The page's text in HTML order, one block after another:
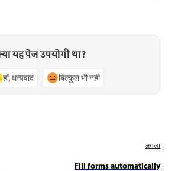
यह पेज उपयोगी था?
हाँ, धन्यवाद बिल्कुल भी नहीं
अगला
Fill forms automatically